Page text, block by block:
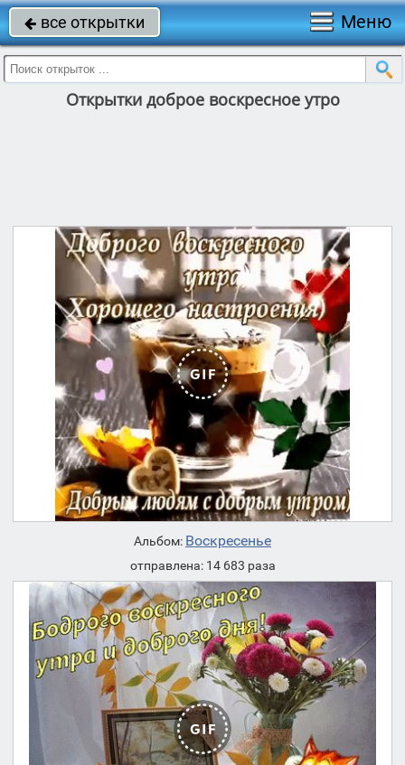
 все открытки Меню
Открытки доброе воскресное утро
Альбом: Воскресенье
отправлена: 14 683 раза